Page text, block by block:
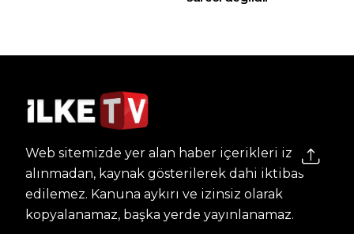
Web sitemizde yer alan haber içerikleri izin
alınmadan, kaynak gösterilerek dahi iktibas
edilemez. Kanuna aykırı ve izinsiz olarak
kopyalanamaz, başka yerde yayınlanamaz.